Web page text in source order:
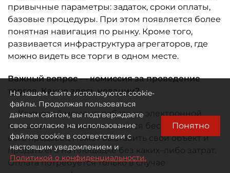
привычные параметры: задаток, сроки оплаты,
базовые процедуры. При этом появляется более
понятная навигация по рынку. Кроме того,
развивается инфраструктура агрегаторов, где
можно видеть все торги в одном месте.
Важный вопрос — комиссия за проведение
торгов. Какие здесь новации?
— Ключевой момент: работа на электронной
площадке изначально остаётся бесплатной, то
есть продавец может выставить свой объект и
продать его на площадке без каких–либо затрат.
Оплата потребуется только в случае
На нашем сайте используются cookie-
файлы. Продолжая пользоваться
данным сайтом, вы подтверждаете
свое согласие на использование
файлов cookie в соответствии с
настоящим уведомлением и
Политикой о конфиденциальности.
Понятно